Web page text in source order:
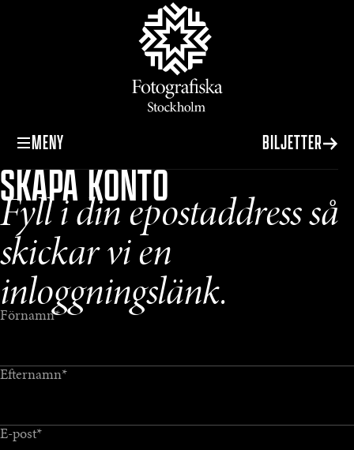
MENY BILJETTER
SKAPA KONTO
Fyll i din epostaddress så
skickar vi en
inloggningslänk.
Förnamn*
Efternamn*
E-post*